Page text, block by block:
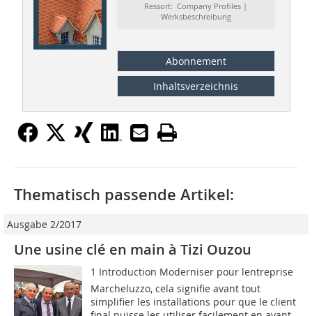
Ressort: Company Profiles |
Werksbeschreibung
Abonnement
Inhaltsverzeichnis
Thematisch passende Artikel:
Ausgabe 2/2017
Une usine clé en main à Tizi Ouzou
1 Introduction Moderniser pour lentreprise
Marcheluzzo, cela signifie avant tout
simplifier les installations pour que le client